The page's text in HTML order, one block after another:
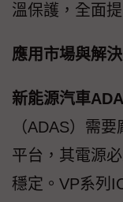
溫保護，全面
應用市場與解
新能源汽車
（ADAS）需
平台，其電源
穩定。VP系列